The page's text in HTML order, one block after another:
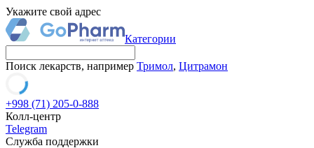
Укажите свой адрес
Категории
Поиск лекарств, например Тримол, Цитрамон
+998 (71) 205-0-888
Колл-центр
Telegram
Служба поддержки